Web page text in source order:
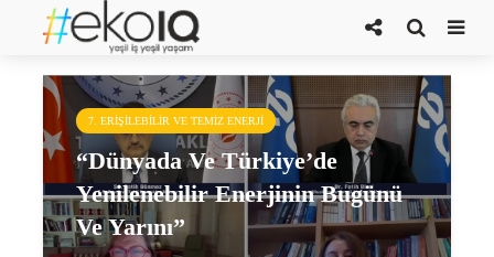
güler sabancı
7. ERIŞILEBILIR VE TEMIZ ENERJI
“Dünyada Ve Türkiye’de
Yenilenebilir Enerjinin Bugünü
Ve Yarını”